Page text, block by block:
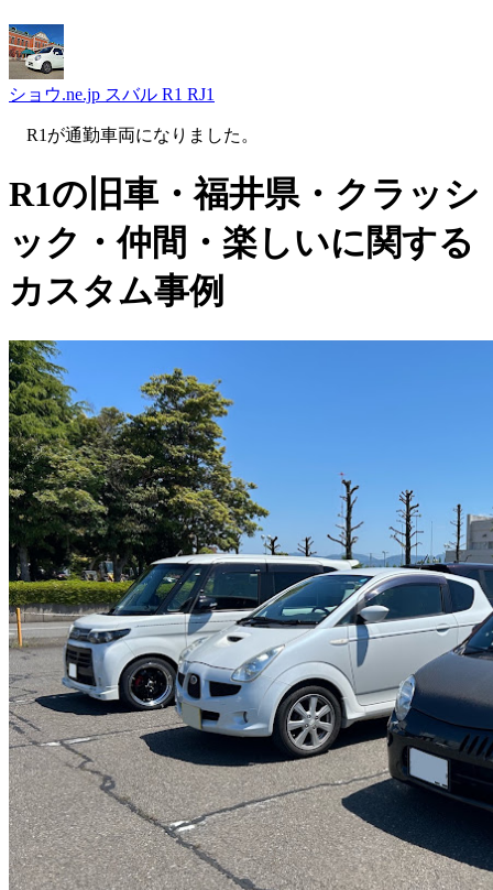
ショウ.ne.jp スバル R1 RJ1
R1が通勤車両になりました。
R1の旧車・福井県・クラッシ
ック・仲間・楽しいに関する
カスタム事例